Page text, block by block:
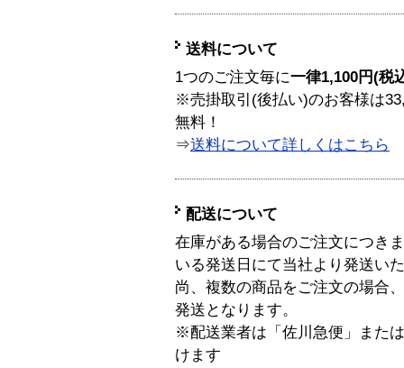
送料について
1つのご注文毎に一律1,100円(税
※売掛取引(後払い)のお客様は
無料！
⇒送料について詳しくはこちら
配送について
在庫がある場合のご注文につき
いる発送日にて当社より発送い
尚、複数の商品をご注文の場合
発送となります。
※配送業者は「佐川急便」また
けます